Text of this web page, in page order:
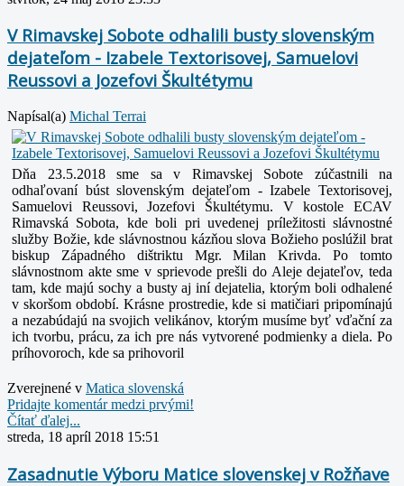
V Rimavskej Sobote odhalili busty slovenským
dejateľom - Izabele Textorisovej, Samuelovi
Reussovi a Jozefovi Škultétymu
Napísal(a) Michal Terrai
Dňa 23.5.2018 sme sa v Rimavskej Sobote zúčastnili na
odhaľovaní búst slovenským dejateľom - Izabele Textorisovej,
Samuelovi Reussovi, Jozefovi Škultétymu. V kostole ECAV
Rimavská Sobota, kde boli pri uvedenej príležitosti slávnostné
služby Božie, kde slávnostnou kázňou slova Božieho poslúžil brat
biskup Západného dištriktu Mgr. Milan Krivda. Po tomto
slávnostnom akte sme v sprievode prešli do Aleje dejateľov, teda
tam, kde majú sochy a busty aj iní dejatelia, ktorým boli odhalené
v skoršom období. Krásne prostredie, kde si matičiari pripomínajú
a nezabúdajú na svojich velikánov, ktorým musíme byť vďační za
ich tvorbu, prácu, za ich pre nás vytvorené podmienky a diela. Po
príhovoroch, kde sa prihovoril
Zverejnené v Matica slovenská
Pridajte komentár medzi prvými!
Čítať ďalej...
streda, 18 apríl 2018 15:51
Zasadnutie Výboru Matice slovenskej v Rožňave